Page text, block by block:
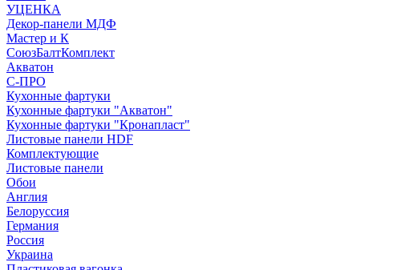
УЦЕНКА
Декор-панели МДФ
Мастер и К
СоюзБалтКомплект
Акватон
С-ПРО
Кухонные фартуки
Кухонные фартуки "Акватон"
Кухонные фартуки "Кронапласт"
Листовые панели HDF
Комплектующие
Листовые панели
Обои
Англия
Белоруссия
Германия
Россия
Украина